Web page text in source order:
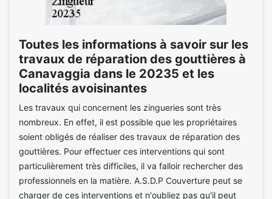
Toutes les informations à savoir sur les
travaux de réparation des gouttières à
Canavaggia dans le 20235 et les
localités avoisinantes
Les travaux qui concernent les zingueries sont très
nombreux. En effet, il est possible que les propriétaires
soient obligés de réaliser des travaux de réparation des
gouttières. Pour effectuer ces interventions qui sont
particulièrement très difficiles, il va falloir rechercher des
professionnels en la matière. A.S.D.P Couverture peut se
charger de ces interventions et n'oubliez pas qu'il peut